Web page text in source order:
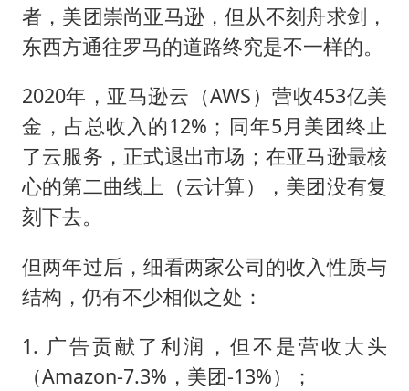
者，美团崇尚亚马逊，但从不刻舟求剑，
东西方通往罗马的道路终究是不一样的。
2020年，亚马逊云（AWS）营收453亿美
金，占总收入的12%；同年5月美团终止
了云服务，正式退出市场；在亚马逊最核
心的第二曲线上（云计算），美团没有复
刻下去。
但两年过后，细看两家公司的收入性质与
结构，仍有不少相似之处：
1. 广告贡献了利润，但不是营收大头
（Amazon-7.3%，美团-13%）；